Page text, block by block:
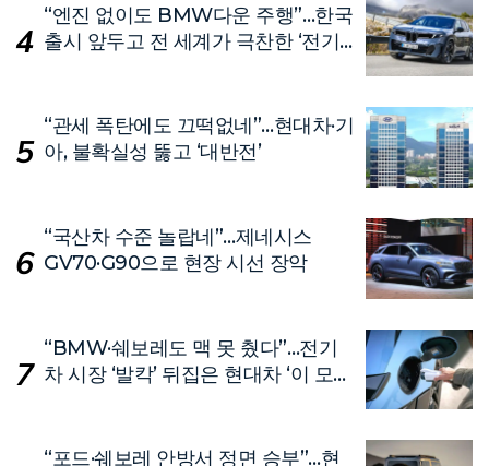
“엔진 없이도 BMW다운 주행”…한국
출시 앞두고 전 세계가 극찬한 ‘전기
“관세 폭탄에도 끄떡없네”…현대차·기
아, 불확실성 뚫고 ‘대반전’
“국산차 수준 놀랍네”…제네시스
GV70·G90으로 현장 시선 장악
“BMW·쉐보레도 맥 못 췄다”…전기
차 시장 ‘발칵’ 뒤집은 현대차 ‘이 모
“포드·쉐보레 안방서 정면 승부”…현